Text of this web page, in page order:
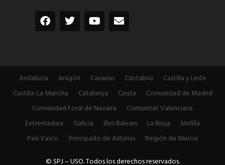
Andalucía Aragón Canarias Cantabria
Castilla y León
Castilla-La Mancha
Catalunya Ceuta
Comunidad de Madrid
Comunidad Foral de Navarra
Comunitat Valenciana
Extremadura
Galicia Illes Balears La Rioja
Melilla
País Vasco
Principado de Asturias
Región de Murcia
© SPJ – USO. Todos los derechos reservados.